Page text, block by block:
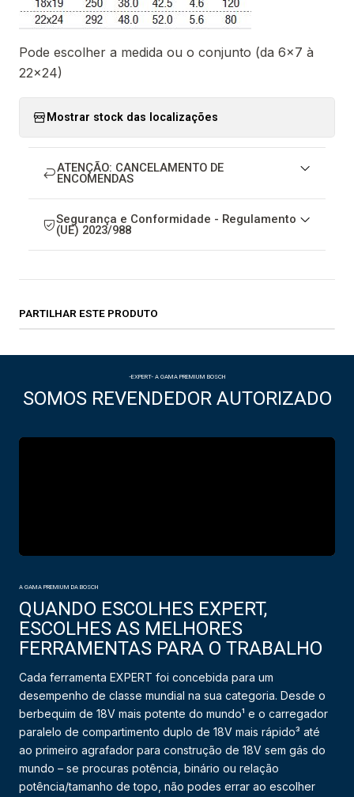
Pode escolher a medida ou o conjunto (da 6x7 à
22x24)
Mostrar stock das localizações
ATENÇÃO: CANCELAMENTO DE
ENCOMENDAS
Segurança e Conformidade - Regulamento
(UE) 2023/988
PARTILHAR ESTE PRODUTO
-EXPERT- A GAMA PREMIUM BOSCH
SOMOS REVENDEDOR AUTORIZADO
A GAMA PREMIUM DA BOSCH
QUANDO ESCOLHES EXPERT,
ESCOLHES AS MELHORES
FERRAMENTAS PARA O TRABALHO
Cada ferramenta EXPERT foi concebida para um
desempenho de classe mundial na sua categoria. Desde o
berbequim de 18V mais potente do mundo¹ e o carregador
paralelo de compartimento duplo de 18V mais rápido³ até
ao primeiro agrafador para construção de 18V sem gás do
mundo – se procuras potência, binário ou relação
potência/tamanho de topo, não podes errar ao escolher